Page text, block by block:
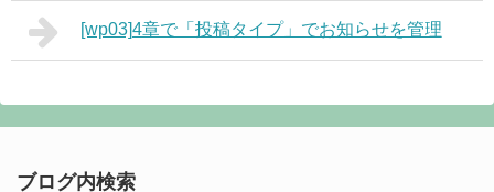
[wp03]4章で「投稿タイプ」でお知らせを管理
ブログ内検索